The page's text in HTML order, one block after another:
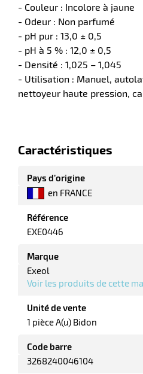
- Couleur : Incolore à jaune
- Odeur : Non parfumé
- pH pur : 13,0 ± 0,5
- pH à 5 % : 12,0 ± 0,5
- Densité : 1,025 – 1,045
- Utilisation : Manuel,
nettoyeur haute pression,
Caractéristiques
Pays d’origine
en FRANCE
Référence
EXE0446
Marque
Exeol
Voir les produits de cette
Unité de vente
1 pièce A(u) Bidon
Code barre
3268240046104